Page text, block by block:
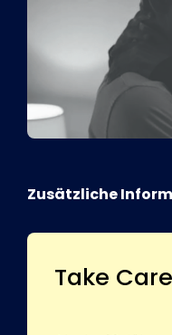
Zusätzliche
Take Care